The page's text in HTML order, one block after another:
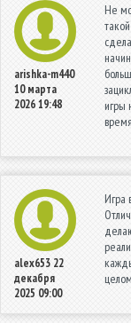
arishka-m440
10 марта
2026 19:48
Не
игры
alex653 22
декабря
2025 09:00
Игра